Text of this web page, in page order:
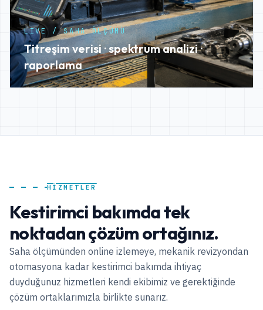
LIVE / SAHA ÖLÇÜMÜ
Titreşim verisi · spektrum analizi ·
raporlama
HİZMETLER
Kestirimci bakımda tek
noktadan çözüm ortağınız.
Saha ölçümünden online izlemeye, mekanik revizyondan
otomasyona kadar kestirimci bakımda ihtiyaç
duyduğunuz hizmetleri kendi ekibimiz ve gerektiğinde
çözüm ortaklarımızla birlikte sunarız.